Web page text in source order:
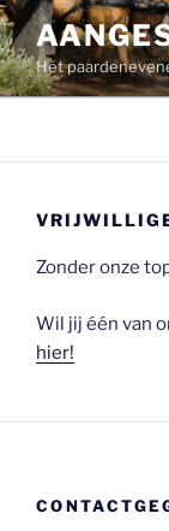
Ga
naar
de
inhoud
Hét
Zonder onze
Wil jij één van
hier!